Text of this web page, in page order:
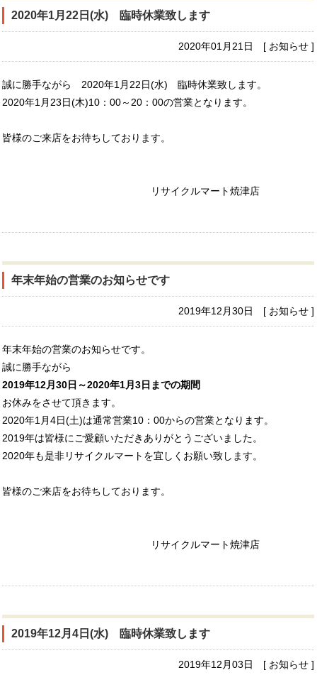
2020年1月22日(水) 臨時休業致します
2020年01月21日 [ お知らせ ]
誠に勝手ながら 2020年1月22日(水) 臨時休業致します。
2020年1月23日(木)10：00～20：00の営業となります。
皆様のご来店をお待ちしております。
リサイクルマート焼津店
年末年始の営業のお知らせです
2019年12月30日 [ お知らせ ]
年末年始の営業のお知らせです。
誠に勝手ながら
2019年12月30日～2020年1月3日までの期間
お休みをさせて頂きます。
2020年1月4日(土)は通常営業10：00からの営業となります。
2019年は皆様にご愛顧いただきありがとうございました。
2020年も是非リサイクルマートを宜しくお願い致します。
皆様のご来店をお待ちしております。
リサイクルマート焼津店
2019年12月4日(水) 臨時休業致します
2019年12月03日 [ お知らせ ]